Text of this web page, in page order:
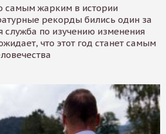
самым жарким в истории
рекорды бились один за
служба по изучению изменения
что этот год станет самым